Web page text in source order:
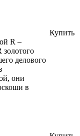
R –
золотого
делового
они
в
Купить